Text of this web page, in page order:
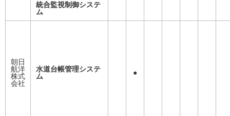
統合監視制御システ
ム
朝日
航洋
株式
会社
水道台帳管理システ
ム
●